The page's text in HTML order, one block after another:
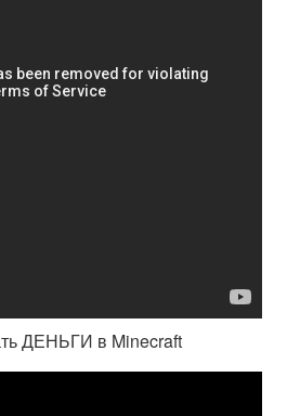
ДЕНЬГИ в Minecraft